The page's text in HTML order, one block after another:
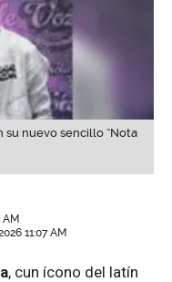
su nuevo sencillo “Nota
AM
11:07 AM
, cun ícono del latín